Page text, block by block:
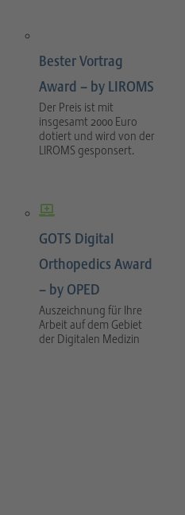
Bester Vortrag
Award – by LIROMS
Der Preis ist mit
insgesamt 2000 Euro
dotiert und wird von der
LIROMS gesponsert.
GOTS Digital
Orthopedics Award
– by OPED
Auszeichnung für Ihre
Arbeit auf dem Gebiet
der Digitalen Medizin